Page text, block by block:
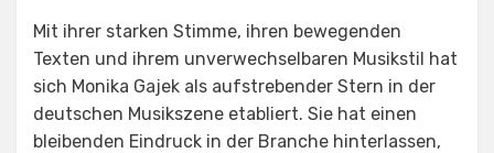
Mit ihrer starken Stimme, ihren bewegenden
Texten und ihrem unverwechselbaren Musikstil hat
sich Monika Gajek als aufstrebender Stern in der
deutschen Musikszene etabliert. Sie hat einen
bleibenden Eindruck in der Branche hinterlassen,